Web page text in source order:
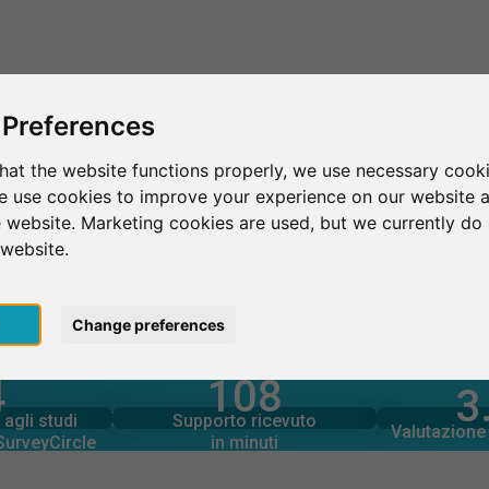
the website functions properly, we use necessary
use cookies to improve your experience on our website
website. Marketing cookies are used, but we currently
Change preferences
California State University Los Angeles
Los Angeles
A COLPO D’OCCHIO
studi
studi
108
Supporto ricevuto
in minuti
86
Supporto fornito
in minuti